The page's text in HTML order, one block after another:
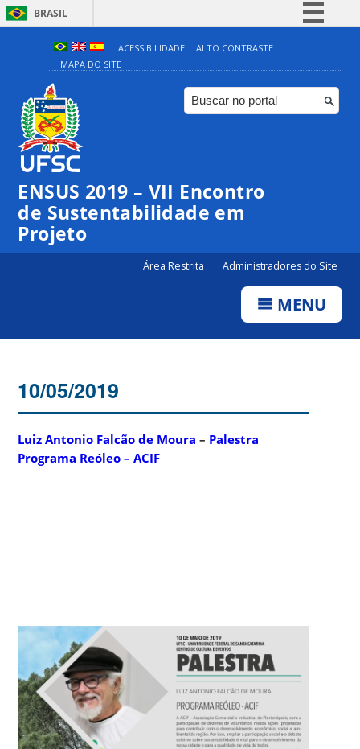
BRASIL
Simplifique!
Comunica BR
Participe
ACESSIBILIDADE
ALTO CONTRASTE
MAPA DO SITE
ENSUS 2019 – VII Encontro
de Sustentabilidade em
Projeto
Área Restrita Administradores do Site
MENU
10/05/2019
Luiz Antonio Falcão de Moura – Palestra
Programa Reóleo – ACIF